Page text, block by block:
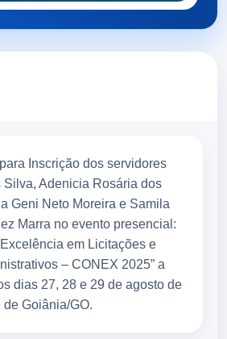
Inscrição dos servidores
Silva, Adenicia Rosária dos
Geni Neto Moreira e Samila
Marra no evento presencial:
em Licitações e
– CONEX 2025” a
dias 27, 28 e 29 de agosto de
Goiânia/GO.